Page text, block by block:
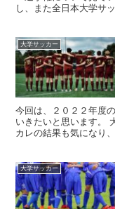
し、また全日本大学サ
大学サッカー
今回は、２０２２年度
いきたいと思います。
カレの結果も気になり
大学サッカー